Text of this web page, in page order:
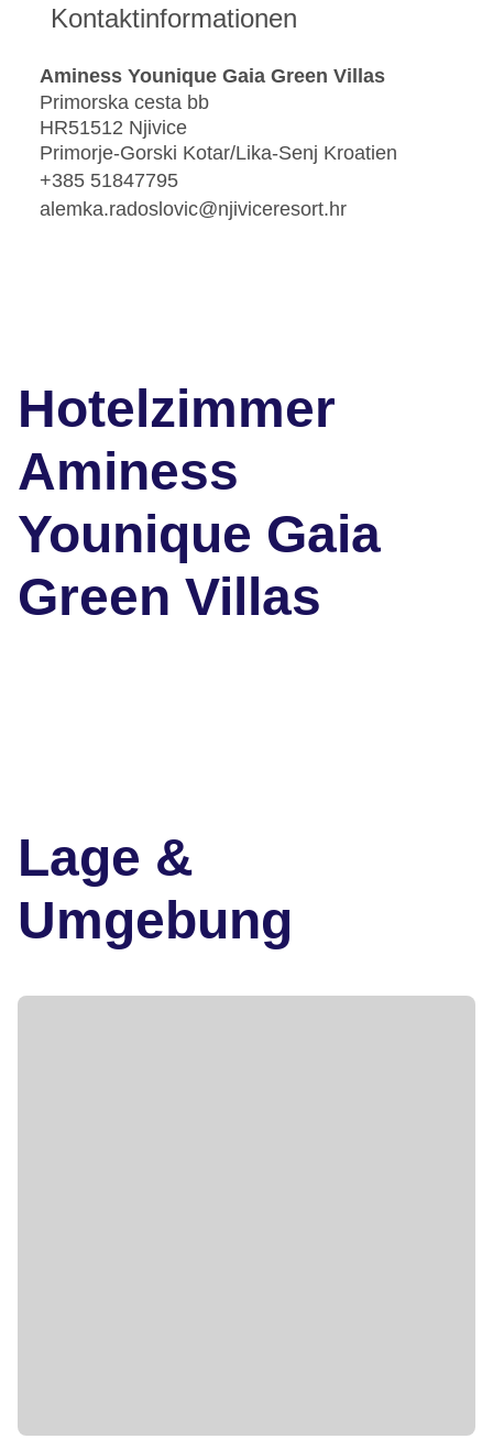
Kontaktinformationen
Aminess Younique Gaia Green Villas
Primorska cesta bb
HR51512 Njivice
Primorje-Gorski Kotar/Lika-Senj Kroatien
+385 51847795
alemka.radoslovic@njiviceresort.hr
Hotelzimmer
Aminess
Younique Gaia
Green Villas
Lage &
Umgebung